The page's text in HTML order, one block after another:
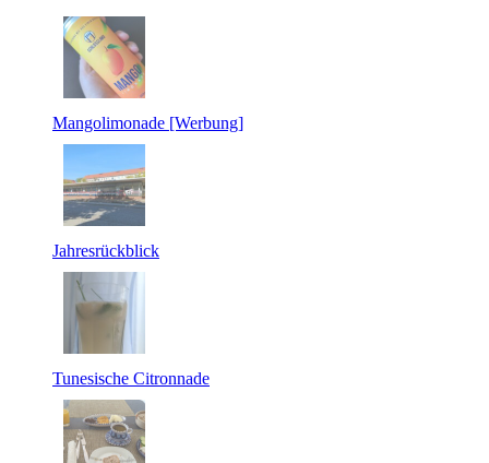
Mangolimonade [Werbung]
Jahresrückblick
Tunesische Citronnade